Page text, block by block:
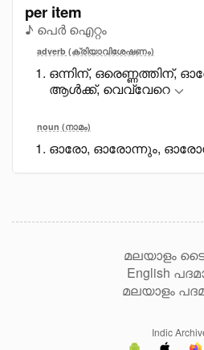
per item
♪ പെർ ഐറ്റം
adverb (ക്രിയാവിശേഷണം)
ഒന്നിന്, ഒരെണ്ണത്തിന്,
ആൾക്ക്, വെവ്വേറെ
noun (നാമം)
ഓരോ, ഓരോന്നും,
മലയാളം
English
മലയാളം
Indic